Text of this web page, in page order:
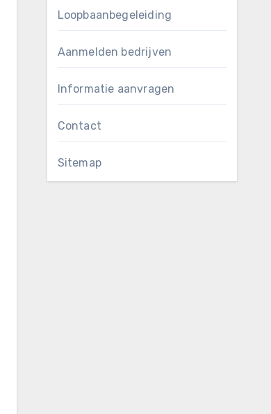
Loopbaanbegeleiding
Aanmelden bedrijven
Informatie aanvragen
Contact
Sitemap